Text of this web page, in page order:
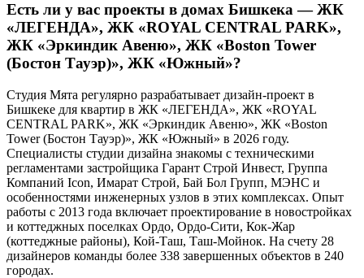
Есть ли у вас проекты в домах Бишкека — ЖК
«ЛЕГЕНДА», ЖК «ROYAL CENTRAL PARK»,
ЖК «Эркиндик Авеню», ЖК «Boston Tower
(Бостон Тауэр)», ЖК «Южный»?
Студия Мята регулярно разрабатывает дизайн-проект в
Бишкеке для квартир в ЖК «ЛЕГЕНДА», ЖК «ROYAL
CENTRAL PARK», ЖК «Эркиндик Авеню», ЖК «Boston
Tower (Бостон Тауэр)», ЖК «Южный» в 2026 году.
Специалисты студии дизайна знакомы с техническими
регламентами застройщика Гарант Строй Инвест, Группа
Компаний Icon, Имарат Строй, Бай Бол Групп, МЭНС и
особенностями инженерных узлов в этих комплексах. Опыт
работы с 2013 года включает проектирование в новостройках
и коттеджных поселках Ордо, Ордо-Сити, Кок-Жар
(коттеджные районы), Кой-Таш, Таш-Мойнок. На счету 28
дизайнеров команды более 338 завершенных объектов в 240
городах.